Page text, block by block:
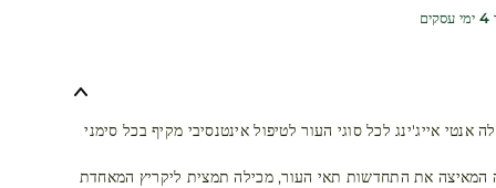
אנטי אייג'ינג לכל סוגי העור לטיפול אינטנסיבי מקיף בכל סימני
המאיצה את התחדשות תאי העור, מכילה תמצית ליקריץ המאחדת